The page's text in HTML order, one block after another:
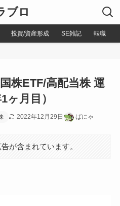
ブロ
投資/資産形成 SE雑記 転職
株ETF/高配当株 運
ヶ月目）
2022年12月29日 ばにゃ
が含まれています。